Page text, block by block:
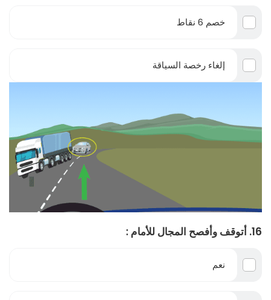
خصم 6 نقاط
إلغاء رخصة السياقة
16. أتوقف وأفصح المجال للأمام :
نعم